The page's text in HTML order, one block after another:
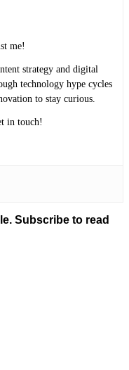
me!
strategy and digital
technology hype cycles
to stay curious.
in touch!
Subscribe to read